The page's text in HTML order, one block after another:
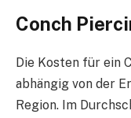
Conch
Die Kosten für ein
abhängig von der
Region. Im